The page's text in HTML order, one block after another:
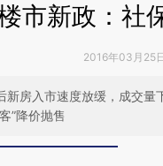
市新政：社
2016年03月25
新房入市速度放缓，成交
”降价抛售